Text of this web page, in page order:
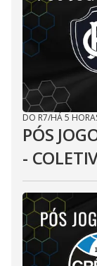
DO R7/HÁ 5
PÓS
-